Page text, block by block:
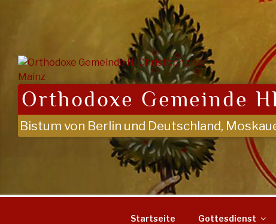
Orthodoxe Gemeinde
Bistum von Berlin und Deutschland,
Startseite Gottesdienst